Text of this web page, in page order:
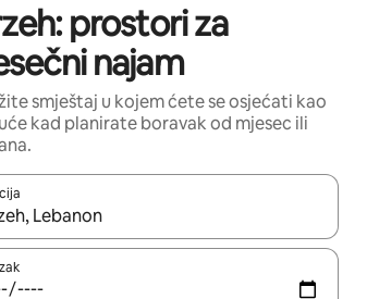
prostori za
najam
smještaj u kojem ćete se osjećati kao
kad planirate boravak od mjesec ili
budu dostupni rezultati, moći ćete ih pregledati